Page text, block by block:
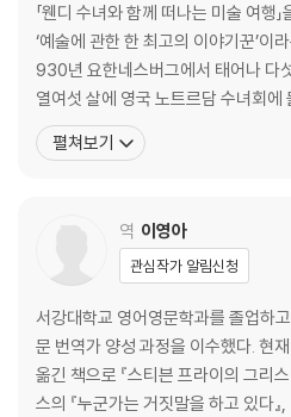
명상-평화에 대하여
- 상상 속의 평화
- 이상적인 세계
- 마음의 평화
- 움직이는 고요함
- 눈으로 하는 기도
- 인간의 실패
- 용기
- 평화의 축복
- 평화의 환영
- 빛나는 요새
「웬디 수녀와 함께 떠나는 미술 여행
‘예술에 관한 한 최고의 이야기꾼’이
930년 요한네스버그에서 태어나 다
열여섯 살에 영국 노트르담 수녀회
후 옥스퍼드의 성 안네 대학에서 영문
서 학업우수상을 수상하기도 하였다.
펼쳐보기
역 이영아
관심작가 알림신청
서강대학교 영어영문학과를 졸업하
문 번역가 양성 과정을 이수했다. 현
옮긴 책으로 『스티븐 프라이의 그리
스의 『누군가는 거짓말을 하고 있다』